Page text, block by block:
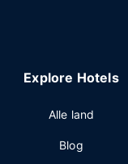
Explore Hotels
Alle land
Blog